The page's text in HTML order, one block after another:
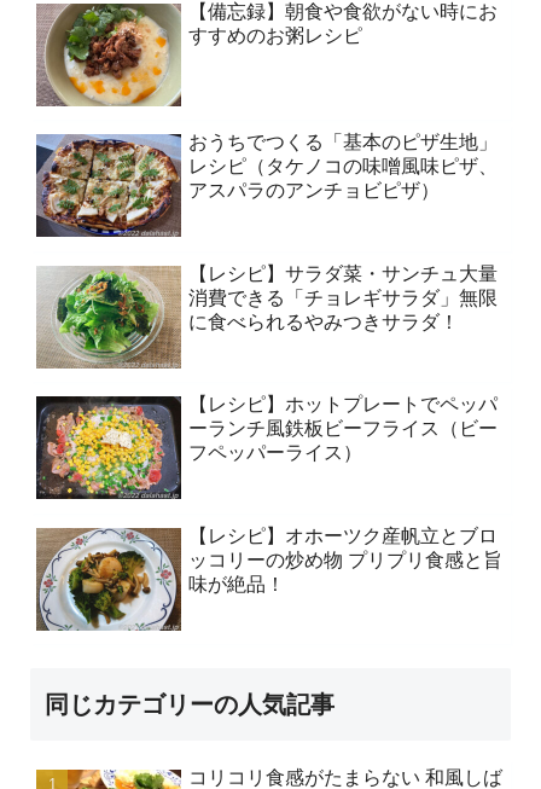
【備忘録】朝食や食欲がない時にお
すすめのお粥レシピ
おうちでつくる「基本のピザ生地」
レシピ（タケノコの味噌風味ピザ、
アスパラのアンチョビピザ）
【レシピ】サラダ菜・サンチュ大量
消費できる「チョレギサラダ」無限
に食べられるやみつきサラダ！
【レシピ】ホットプレートでペッパ
ーランチ風鉄板ビーフライス（ビー
フペッパーライス）
【レシピ】オホーツク産帆立とブロ
ッコリーの炒め物 プリプリ食感と旨
味が絶品！
同じカテゴリーの人気記事
コリコリ食感がたまらない 和風しば